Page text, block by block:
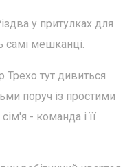
у притулках для
мешканці.
Трехо тут дивиться
поруч із простими
- команда і її